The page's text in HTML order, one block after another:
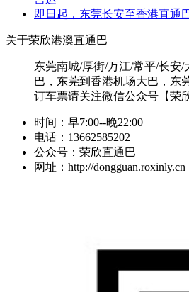
即日起，东莞长安至香港直通
关于荣欣港澳直通巴
东莞南城/厚街/万江/常平/长安
巴，东莞到香港机场大巴，东
订车票请关注微信公众号【荣
时间：早7:00--晚22:00
电话：13662585202
公众号：荣欣直通巴
网址：http://dongguan.roxinly.cn